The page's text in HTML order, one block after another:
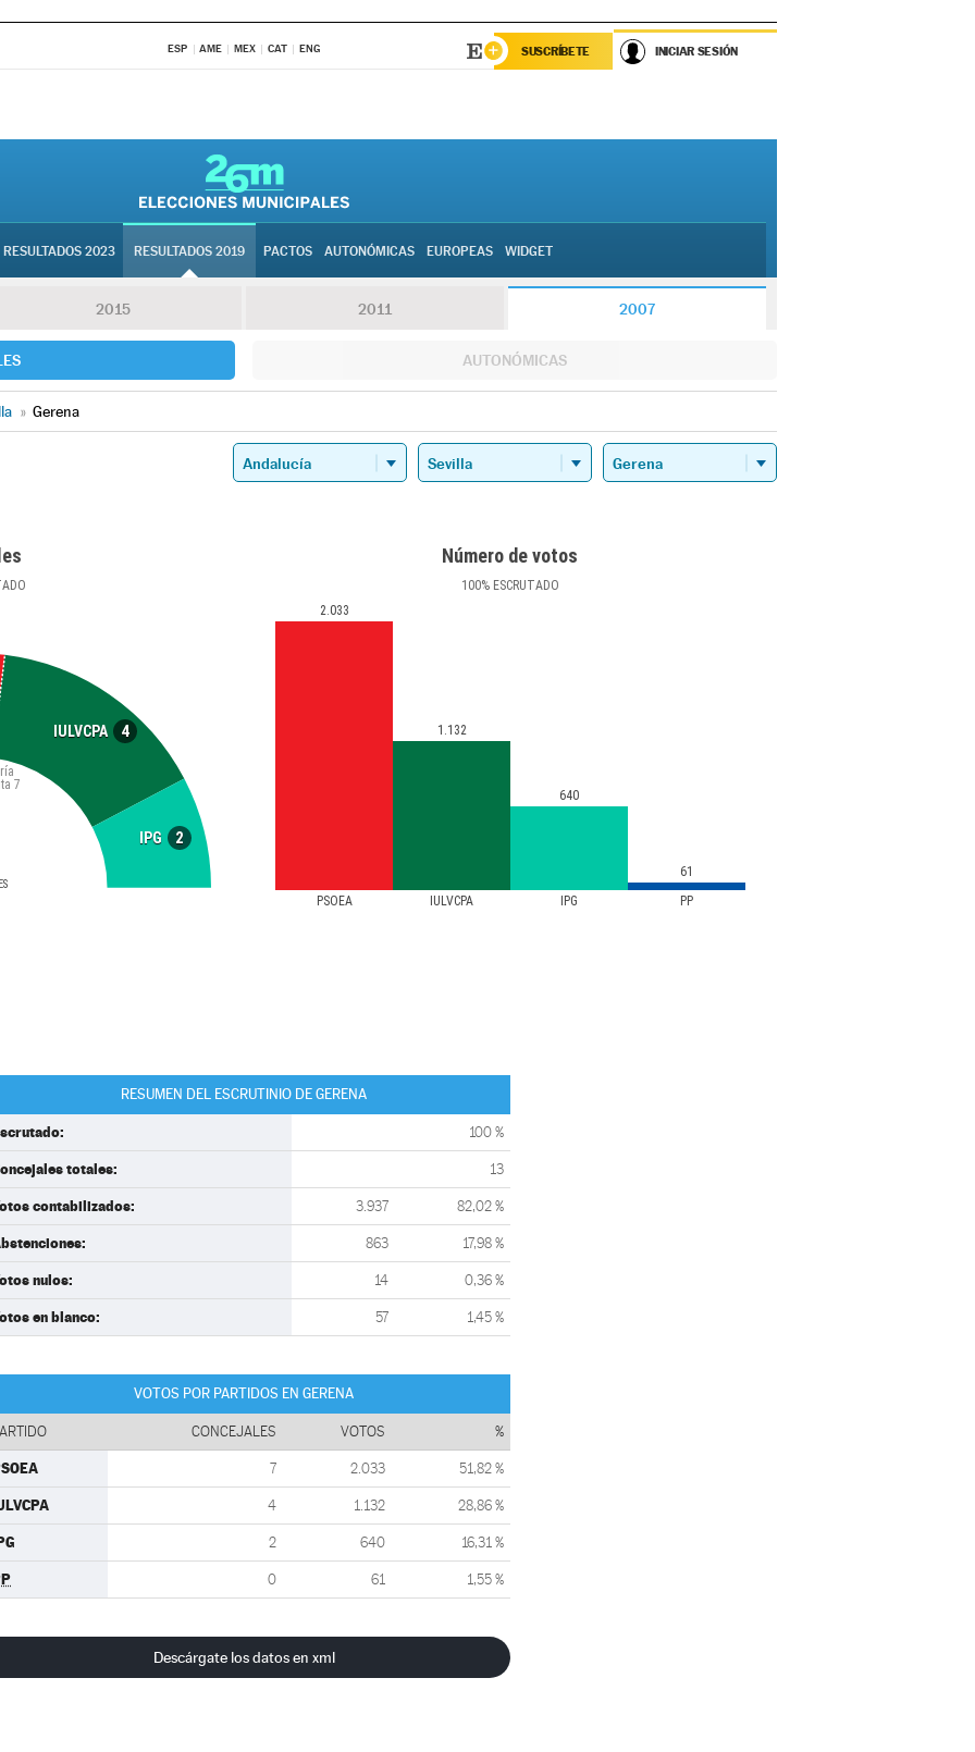
ESP AME MEX CAT ENG SUSCRÍBETE INICIAR SESIÓN
RESULTADOS 2023 RESULTADOS 2019 PACTOS AUTONÓMICAS EUROPEAS WIDGET
2015 2011 2007
AUTONÓMICAS
» Gerena
IULVCPA 4
IPG 2
7
Número de votos
100%ESCRUTADO
PSOEA IULVCPA IPG PP
2.033
1.132
640
61
RESUMEN DEL ESCRUTINIO DE GERENA
100 %
totales: 13
contabilizados: 3.937 82,02 %
863 17,98 %
nulos: 14 0,36 %
en blanco: 57 1,45 %
VOTOS POR PARTIDOS EN GERENA
CONCEJALES VOTOS %
7 2.033 51,82 %
4 1.132 28,86 %
2 640 16,31 %
0 61 1,55 %
Descárgate los datos en xml